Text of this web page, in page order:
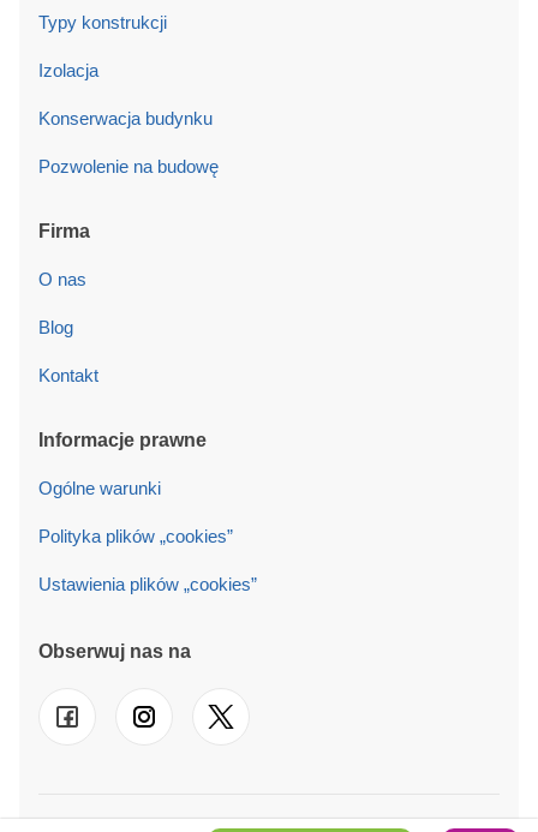
Typy konstrukcji
Izolacja
Konserwacja budynku
Pozwolenie na budowę
Firma
O nas
Blog
Kontakt
Informacje prawne
Ogólne warunki
Polityka plików „cookies”
Ustawienia plików „cookies”
Obserwuj nas na
© 2026 PINECA PL Sp. z o.o. Działamy również w -FR-